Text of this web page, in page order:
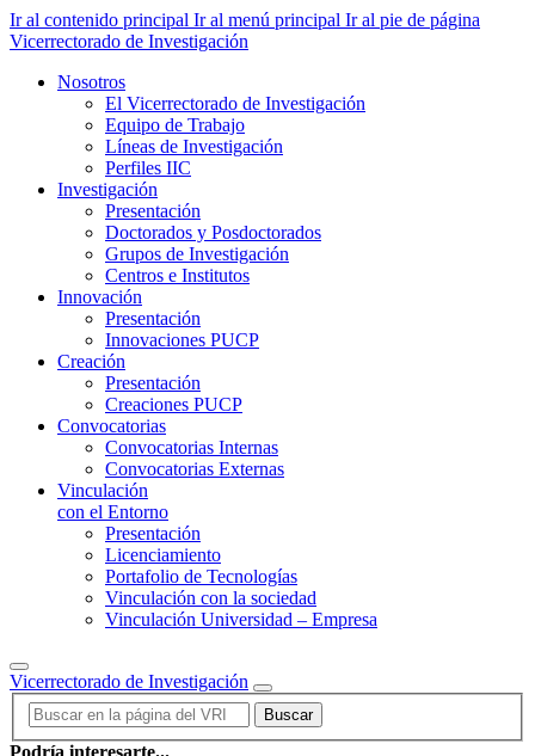
Ir al contenido principal Ir al menú principal Ir al pie de página
Vicerrectorado de Investigación
Nosotros
El Vicerrectorado de Investigación
Equipo de Trabajo
Líneas de Investigación
Perfiles IIC
Investigación
Presentación
Doctorados y Posdoctorados
Grupos de Investigación
Centros e Institutos
Innovación
Presentación
Innovaciones PUCP
Creación
Presentación
Creaciones PUCP
Convocatorias
Convocatorias Internas
Convocatorias Externas
Vinculación
con el Entorno
Presentación
Licenciamiento
Portafolio de Tecnologías
Vinculación con la sociedad
Vinculación Universidad – Empresa
Vicerrectorado de Investigación
Buscar
Podría interesarte...